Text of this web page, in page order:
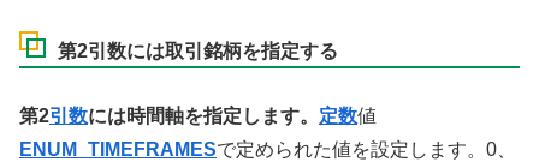
第2引数には取引銘柄を指定する
第2引数には時間軸を指定します。 定数値
ENUM_TIMEFRAMESで定められた値を設定します。0、